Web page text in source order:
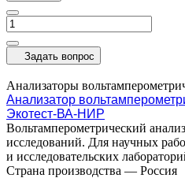
Задать вопрос
Анализаторы
Анализатор
Экотест-ВА-НИР
Вольтамперометрический
исследований. Для научных
и исследовательских
Страна производства — Россия